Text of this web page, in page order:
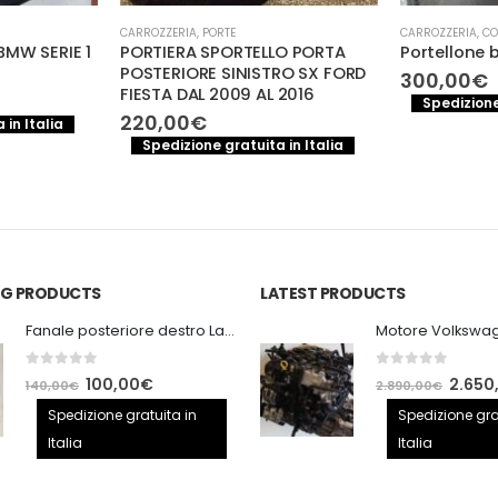
SERIE 1
in Italia
CARROZZERIA, PORTE
PORTIERA SPORTELLO PORTA
POSTERIORE SINISTRO SX FORD
FIESTA DAL 2009 AL 2016
220,00€
Spedizione gratuita in Italia
CARROZZERIA,
Portellone
300,00€
PRODUCTS
Fanale posteriore destro Land Rover Discovery 3
out of 5
140,00€ Il
prezzo
100,00€Il
prezzo
Spedizione gratuita in
Italia
LATEST PRODUCTS
out of 5
2.890,00€ Il
prezzo
Spedizione
Italia